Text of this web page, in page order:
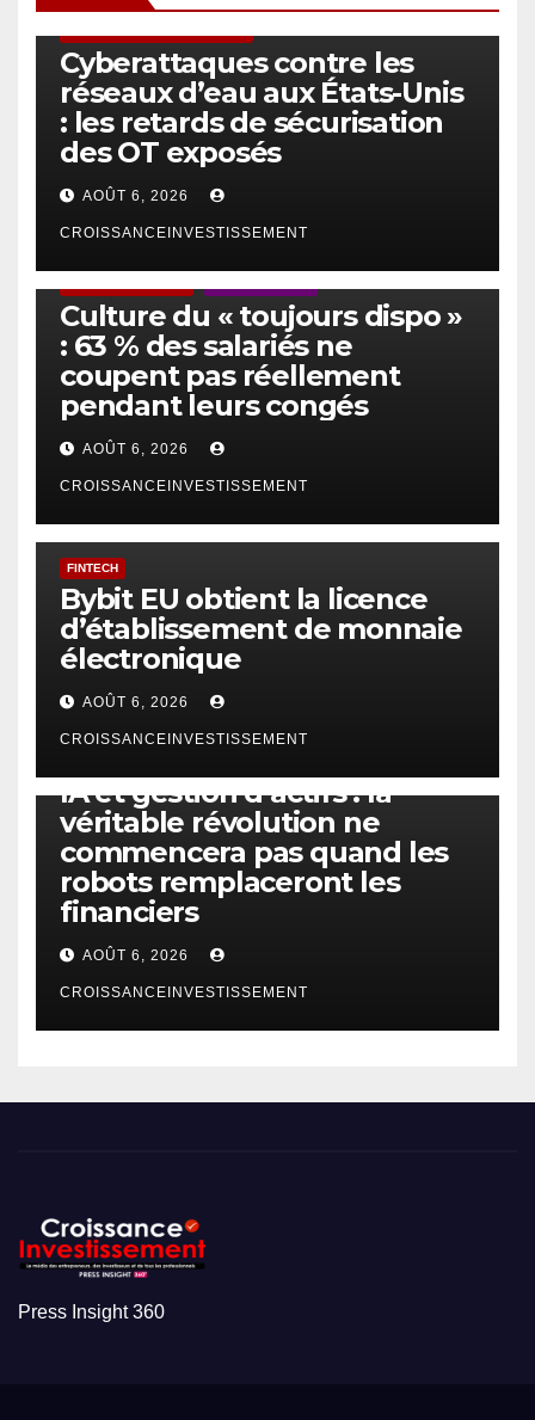
Cyberattaques contre les
réseaux d’eau aux États-Unis
: les retards de sécurisation
des OT exposés
AOÛT 6, 2026
CROISSANCEINVESTISSEMENT
Culture du « toujours dispo »
: 63 % des salariés ne
coupent pas réellement
pendant leurs congés
AOÛT 6, 2026
CROISSANCEINVESTISSEMENT
FINTECH
Bybit EU obtient la licence
d’établissement de monnaie
électronique
AOÛT 6, 2026
CROISSANCEINVESTISSEMENT
IA et gestion d’actifs : la
véritable révolution ne
commencera pas quand les
robots remplaceront les
financiers
AOÛT 6, 2026
CROISSANCEINVESTISSEMENT
Press Insight 360